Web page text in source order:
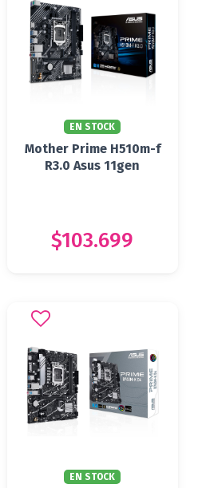
EN STOCK
Mother Prime H510m-f
R3.0 Asus 11gen
$103.699
EN STOCK